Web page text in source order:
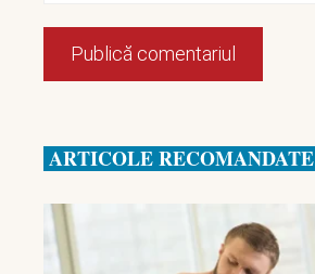
ARTICOLE RECOMANDATE